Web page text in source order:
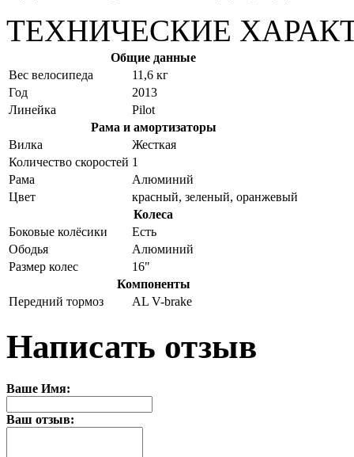
ТЕХНИЧЕСКИЕ
Общие данные
Вес велосипеда
11,6 кг
Год
2013
Линейка
Pilot
Рама и амортизаторы
Вилка
Жесткая
Количество скоростей 1
Рама
Алюминий
Цвет
красный, зеленый, оранжевый
Колеса
Боковые колёсики
Есть
Ободья
Алюминий
Размер колес
16"
Компоненты
Передний тормоз
AL V-brake
Написать отзыв
Ваше Имя:
Ваш отзыв: